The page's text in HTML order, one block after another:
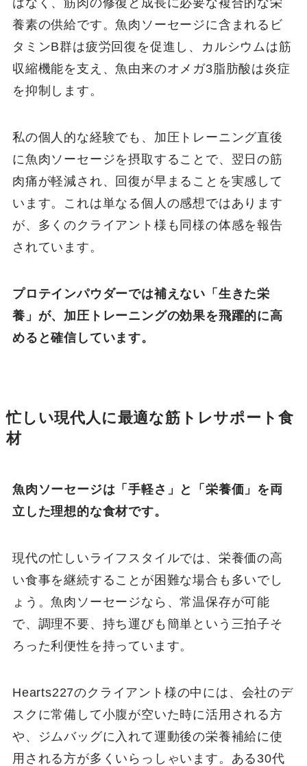
はなく、筋肉の修復と成長に必要な複合的な栄
養素の供給です。魚肉ソーセージに含まれるビ
タミンB群は疲労回復を促進し、カルシウムは筋
収縮機能を支え、魚由来のオメガ3脂肪酸は炎症
を抑制します。
私の個人的な経験でも、加圧トレーニング直後
に魚肉ソーセージを摂取することで、翌日の筋
肉痛が軽減され、回復が早まることを実感して
います。これは単なる個人の感想ではあります
が、多くのクライアント様も同様の体感を報告
されています。
プロテインパウダーでは補えない「生きた栄
養」が、加圧トレーニングの効果を飛躍的に高
めると確信しています。
忙しい現代人に最適な筋トレサポート食
材
魚肉ソーセージは「手軽さ」と「栄養価」を両
立した理想的な食材です。
現代の忙しいライフスタイルでは、栄養価の高
い食事を継続することが困難な場合も多いでし
ょう。魚肉ソーセージなら、常温保存が可能
で、調理不要、持ち運びも簡単という三拍子そ
ろった利便性を持っています。
Hearts227のクライアント様の中には、会社のデ
スクに常備して小腹が空いた時に活用される方
や、ジムバッグに入れて運動後の栄養補給に使
用される方が多くいらっしゃいます。ある30代